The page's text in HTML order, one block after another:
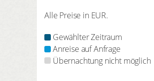
Alle Preise in EUR.
Gewählter Zeitraum
Anreise auf Anfrage
Übernachtung nicht möglich